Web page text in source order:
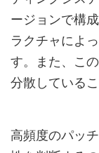
ージョンで構
ラクチャによ
す。また、こ
分散している
高頻度のパッ